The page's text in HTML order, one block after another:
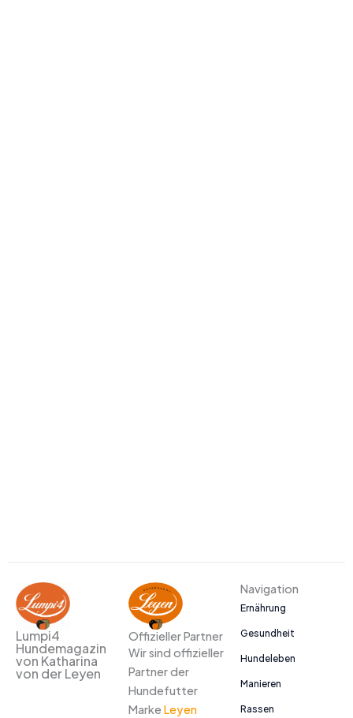
Lumpi4
Hundemagazin
von Katharina
von der Leyen
Offizieller Partner
Wir sind offizieller
Partner der
Hundefutter
Marke Leyen
Navigation
Ernährung
Gesundheit
Hundeleben
Manieren
Rassen